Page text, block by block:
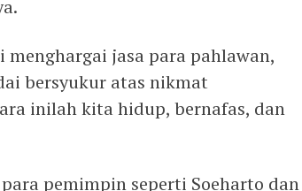
jasa para pahlawan,
bersyukur atas nikmat
inilah kita hidup, bernafas, dan
pemimpin seperti Soeharto dan